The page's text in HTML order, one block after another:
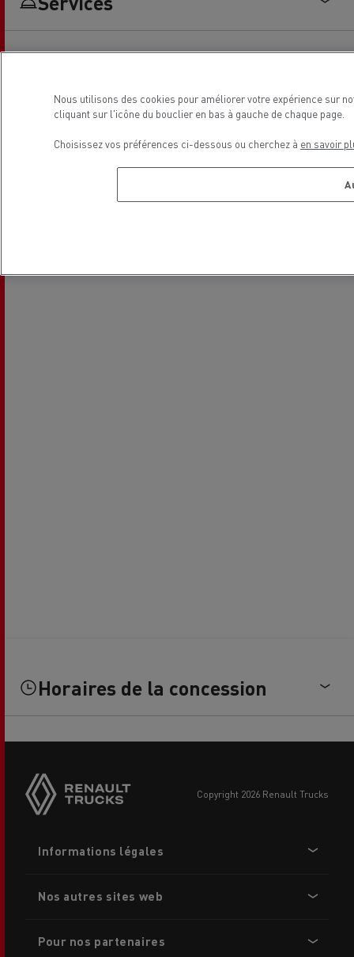
Camion - entretien et
réparation
Entretien et Réparation VU
Horaires de la concession
buttons
copyright 2026 Renault Trucks
menu
Informations légales
Nos autres sites web
Pour nos partenaires
Nous utilisons des cookies pour améliorer votre expérience sur
cliquant sur l'icône du bouclier en bas à gauche de chaque page.
Choisissez vos préférences ci-dessous ou cherchez à en savoir